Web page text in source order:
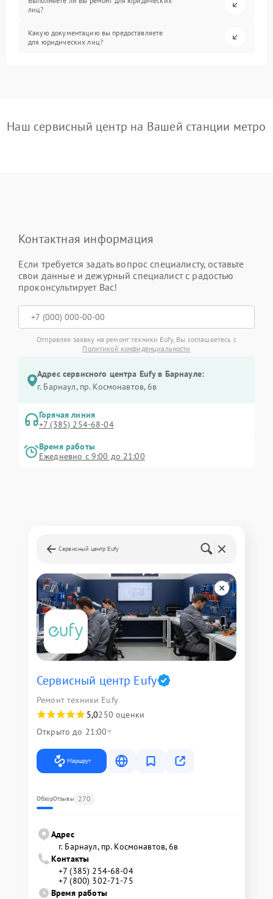
лиц?
Какую документацию вы предоставляете
для юридических лиц?
Наш сервисный центр на Вашей станции метро
Контактная информация
Если требуется задать вопрос специалисту, оставьте
свои данные и дежурный специалист с радостью
проконсультирует Вас!
Отправляя заявку на ремонт техники Eufy, Вы соглашаетесь с
Политикой конфиденциальности
Адрес сервисного центра Eufy в Барнауле:
г. Барнаул, ​пр. Космонавтов, 6в
Горячая линия
+7 (385) 254-68-04
Время работы
Ежедневно с 9:00 до 21:00
Сервисный центр Eufy
Сервисный центр Eufy
Ремонт техники Eufy
5,0250 оценки
Открыто до 21:00
Маршрут
ОбзорОтзывы 270
Адрес
г. Барнаул, ​пр. Космонавтов, 6в
Контакты
+7 (385) 254-68-04
+7 (800) 302-71-75
Время работы